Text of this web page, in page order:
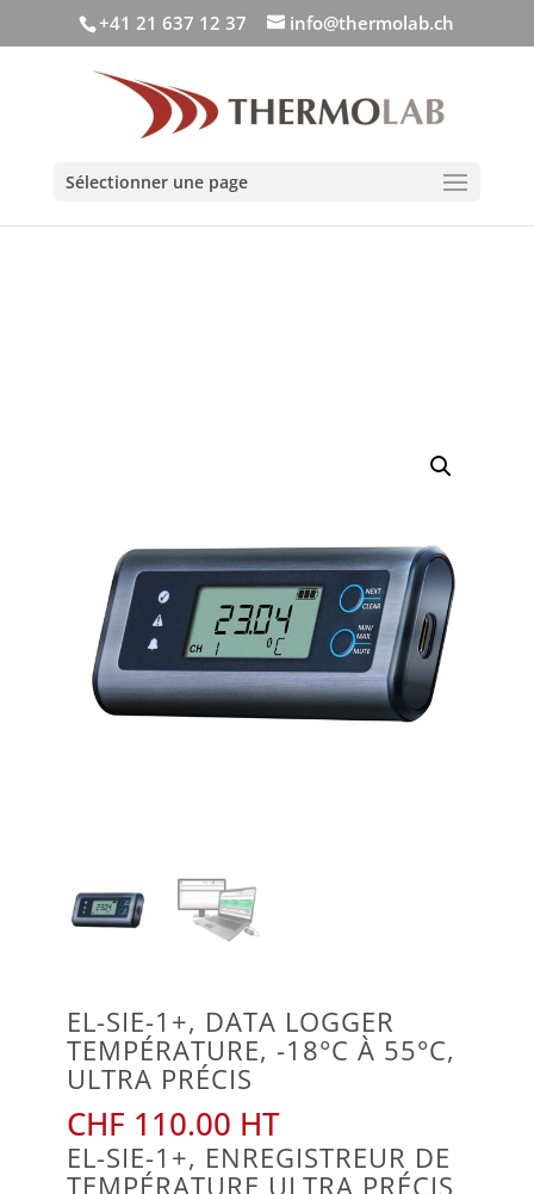
+41 21 637 12 37 info@thermolab.ch
Sélectionner une page
EL-SIE-1+, DATA LOGGER
TEMPÉRATURE, -18°C À 55°C,
ULTRA PRÉCIS
CHF 110.00
EL-SIE-1+, ENREGISTREUR DE
TEMPÉRATURE ULTRA PRÉCIS